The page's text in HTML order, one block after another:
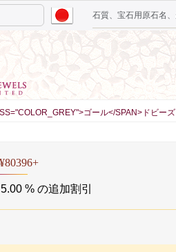
ゴール</SPAN>ドビーズ
% の追加割引